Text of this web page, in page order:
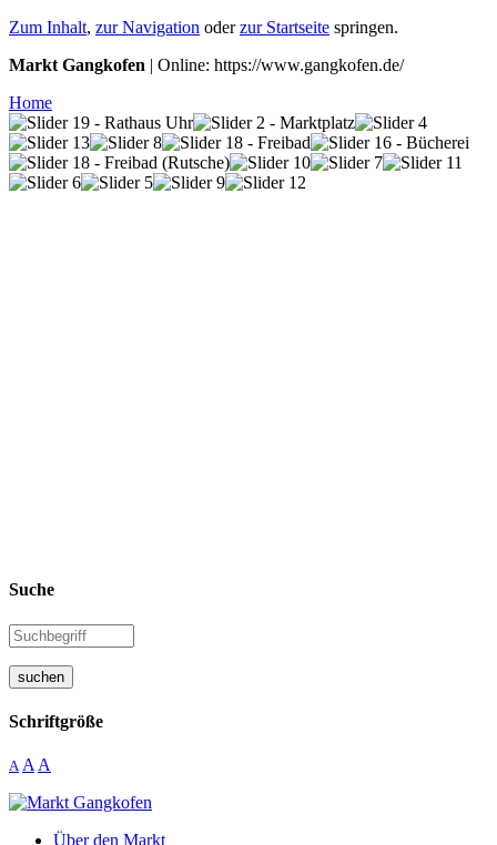
Zum Inhalt, zur Navigation oderzur Startseite springen.
Markt Gangkofen | Online: https://www.gangkofen.de/
Home
Suche
suchen
Schriftgröße
A A A
Über den Markt